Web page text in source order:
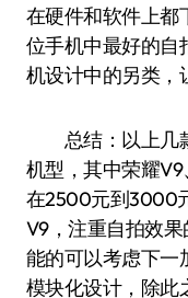
在硬件和软件上都
位手机中最好的自
机设计中的另类，
总结：以上几
机型，其中荣耀
在2500元到3000
V9，注重自拍效
能的可以考虑下一
模块化设计，除此